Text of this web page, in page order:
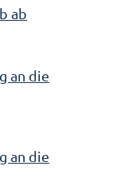
ab
an die
an die